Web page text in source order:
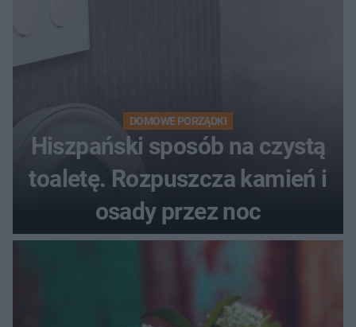
DOMOWE PORZĄDKI
Hiszpański sposób na czystą
toaletę. Rozpuszcza kamień i
osady przez noc